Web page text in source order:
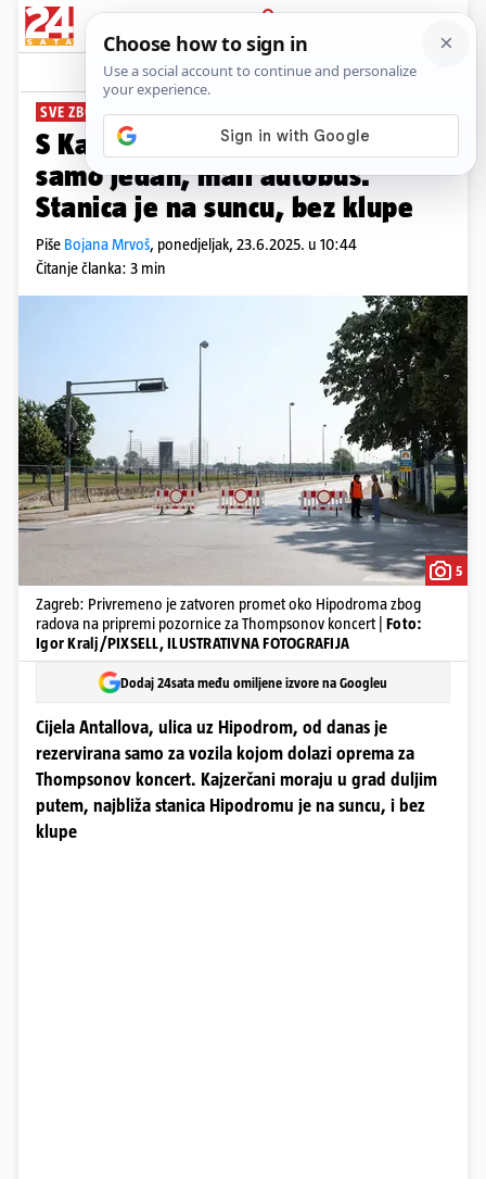
PRIJAVA
News Komentari
SVE ZBOG KONCERTA
S Kajzerice u grad od danas vozi
samo jedan, mali autobus.
Stanica je na suncu, bez klupe
Piše Bojana Mrvoš, ponedjeljak, 23.6.2025. u 10:44
Čitanje članka: 3 min
5
Zagreb: Privremeno je zatvoren promet oko Hipodroma zbog
radova na pripremi pozornice za Thompsonov koncert | Foto:
Igor Kralj/PIXSELL, ILUSTRATIVNA FOTOGRAFIJA
Dodaj 24sata među omiljene izvore na Googleu
Cijela Antallova, ulica uz Hipodrom, od danas je
rezervirana samo za vozila kojom dolazi oprema za
Thompsonov koncert. Kajzerčani moraju u grad duljim
putem, najbliža stanica Hipodromu je na suncu, i bez
klupe